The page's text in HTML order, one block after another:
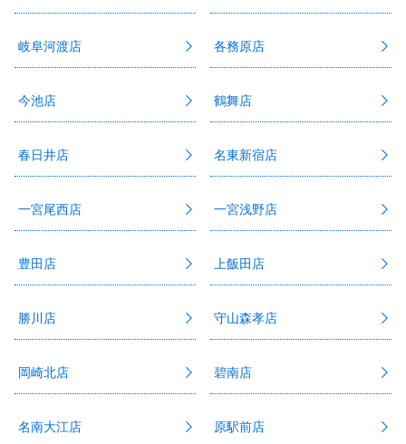
岐阜河渡店 各務原店
今池店 鶴舞店
春日井店 名東新宿店
一宮尾西店 一宮浅野店
豊田店 上飯田店
勝川店 守山森孝店
岡崎北店 碧南店
名南大江店 原駅前店